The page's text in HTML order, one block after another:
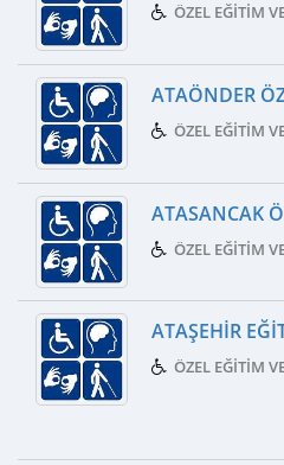
ÖZEL EĞITIM
ATAÖNDER
ÖZEL EĞITIM
ATASANCAK
ÖZEL EĞITIM
ATAŞEHIR
ÖZEL EĞITIM